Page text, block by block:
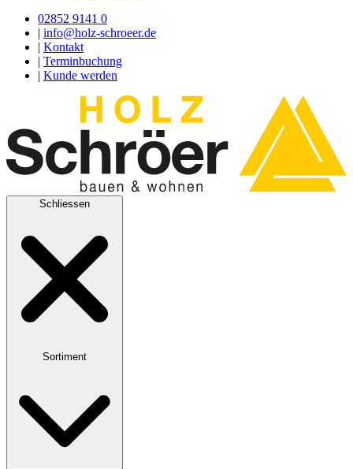
02852 9141 0
info@holz-schroeer.de
Kontakt
Terminbuchung
Kunde werden
Schliessen
Sortiment